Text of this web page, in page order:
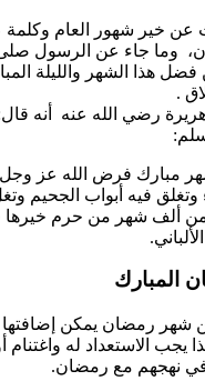
عن خير شهور العام
وما جاء عن الرسول صلى
فضل هذا الشهر والليلة
.
رضي الله عنه أنه
مبارك فرض الله عز وجل
وتغلق فيه أبواب الجحيم
من ألف شهر من حرم خيرها
المبارك
شهر رمضان يمكن
يجب الاستعداد له واغتنام
في نهجهم مع رمضان.